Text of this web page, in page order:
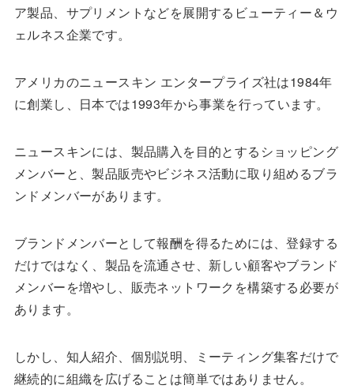
ア製品、サプリメントなどを展開するビューティー＆ウ
ェルネス企業です。
アメリカのニュースキン エンタープライズ社は1984年
に創業し、日本では1993年から事業を行っています。
ニュースキンには、製品購入を目的とするショッピング
メンバーと、製品販売やビジネス活動に取り組めるブラ
ンドメンバーがあります。
ブランドメンバーとして報酬を得るためには、登録する
だけではなく、製品を流通させ、新しい顧客やブランド
メンバーを増やし、販売ネットワークを構築する必要が
あります。
しかし、知人紹介、個別説明、ミーティング集客だけで
継続的に組織を広げることは簡単ではありません。